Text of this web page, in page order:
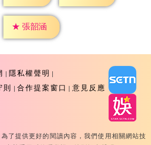
★ 張韶涵
隱私權聲明
合作提案窗口 意見反應
Sanlih E-Television All Rights
為了提供更好的閱讀內容，我們使用相關網站技